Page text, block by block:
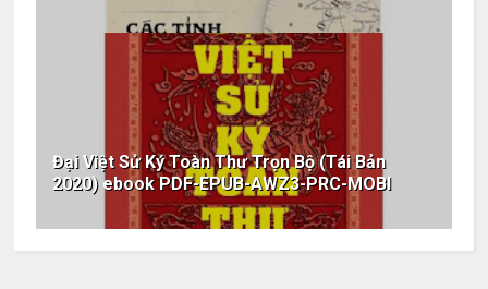
Đại Việt Sử Ký Toàn Thư Trọn Bộ (Tái Bản
2020) ebook PDF-EPUB-AWZ3-PRC-MOBI